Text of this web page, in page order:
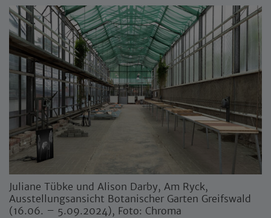
Juliane Tübke und Alison Darby, Am Ryck,
Ausstellungsansicht Botanischer Garten Greifswald
(16.06. – 5.09.2024), Foto: Chroma